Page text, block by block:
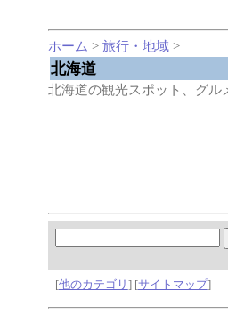
ホーム > 旅行・地域>
北海道
北海道の観光スポット、グル
[他のカテゴリ ] [サイトマップ]